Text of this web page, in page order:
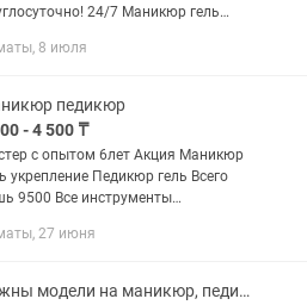
24/7 Маникюр гель
-8000 Наращивание ногтей
8 июля
педикюр
- 4 500 ₸
с опытом 6лет Акция Маникюр
Педикюр гель Всего
Все инструменты
на 100 Маникюр гель
27 июня
Нужны модели на маникюр, педикюр с покрытием!